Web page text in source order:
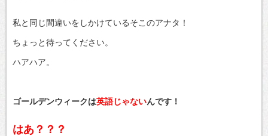
私と同じ間違いをしかけているそこのアナタ！
ちょっと待ってください。
ハアハア。
ゴールデンウィークは英語じゃないんです！
はあ？？？